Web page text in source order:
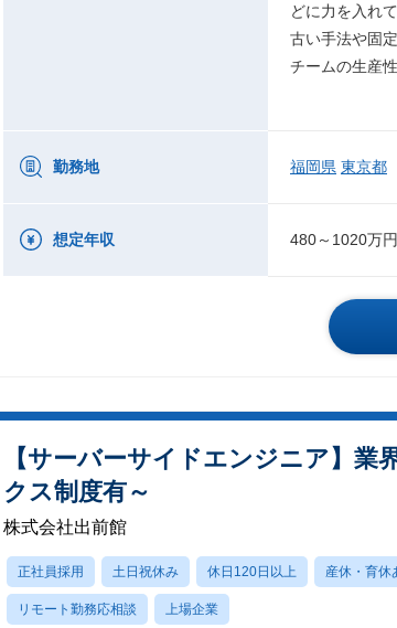
どに力を入れ
古い手法や固
チームの生産
勤務地 福岡県 東京都
想定年収 480～1020万円
【サーバーサイドエンジニア】業
クス制度有～
株式会社出前館
正社員採用 土日祝休み 休日120日以上 産休・育休
リモート勤務応相談 上場企業